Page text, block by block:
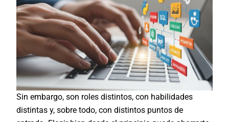
Sin embargo, son roles distintos, con habilidades
distintas y, sobre todo, con distintos puntos de